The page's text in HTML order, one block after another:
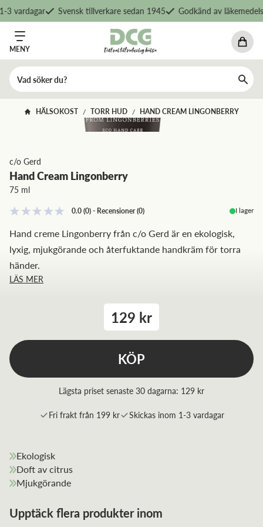
vardagar Svensk tillverkare sedan 1945 Godkänd av
MENY
HÄLSOKOST / TORR HUD / HAND CREAM LINGONBERRY
c/o Gerd
Hand Cream Lingonberry
75 ml
0.0(0)- Recensioner(0) I lager
Hand creme Lingonberry från c/o Gerd är en ekologisk,
lyxig, mjukgörande och återfuktande handkräm för torra
händer.
LÄS MER
129 kr
KÖP
Lägsta priset senaste 30 dagarna: 129 kr
Fri frakt från 199 kr Skickas inom 1-3 vardagar
Ekologisk
Doft av citrus
Mjukgörande
Upptäck flera produkter inom